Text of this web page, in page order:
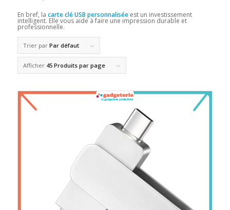
En bref, la carte clé USB personnaliséeest un investissement
intelligent. Elle vous aide à faire une impression durable et
professionnelle.
Trier par Par défaut
Afficher 45 Produits par page